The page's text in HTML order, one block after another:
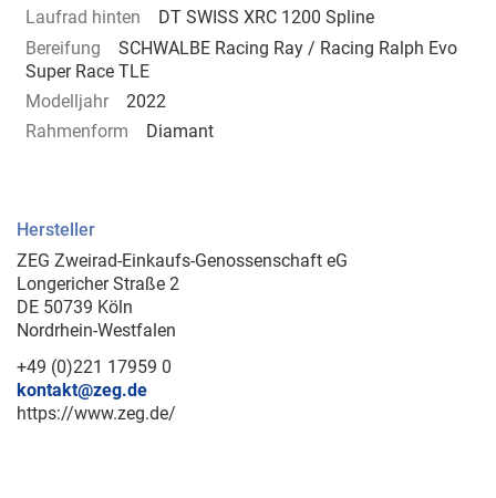
Laufrad hinten
DT SWISS XRC 1200 Spline
Bereifung
SCHWALBE Racing Ray / Racing Ralph Evo
Super Race TLE
Modelljahr
2022
Rahmenform
Diamant
Hersteller
ZEG Zweirad-Einkaufs-Genossenschaft eG
Longericher Straße 2
DE 50739 Köln
Nordrhein-Westfalen
+49 (0)221 17959 0
kontakt@zeg.de
https://www.zeg.de/